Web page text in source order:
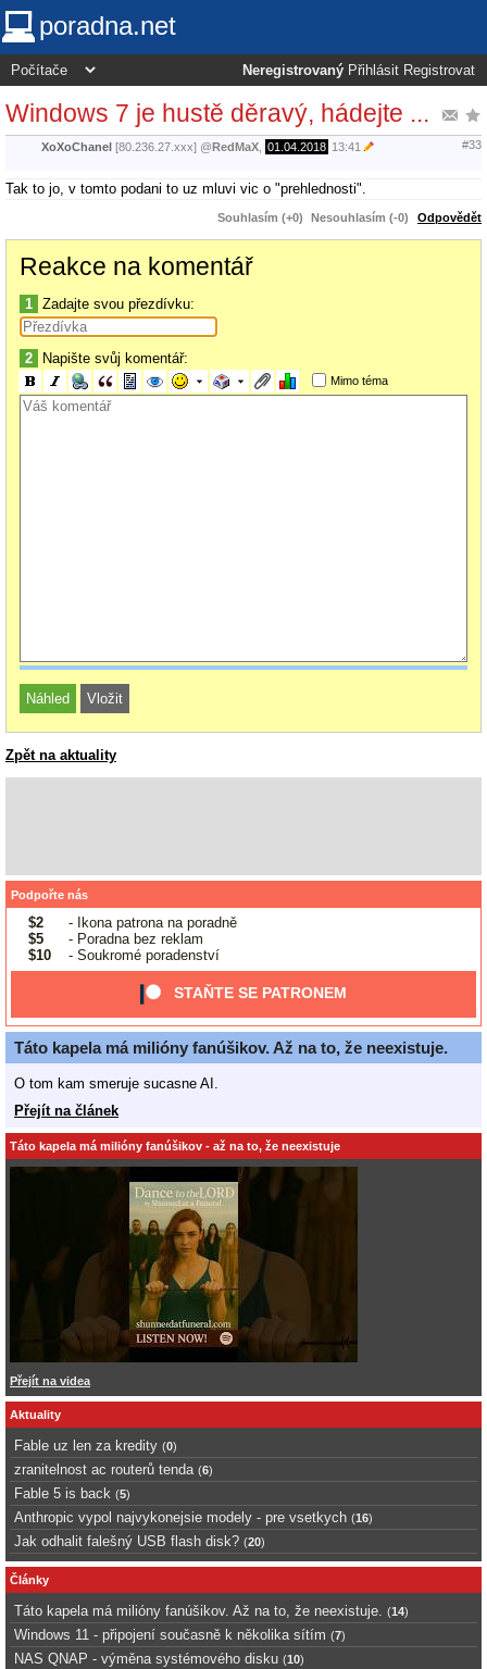
poradna.net
Neregistrovaný Přihlásit Registrovat
Windows 7 je hustě děravý, hádejte ...
XoXoChanel [80.236.27.xxx] @RedMaX 01.04.2018 13:41 #33
Tak to jo, v tomto podani to uz mluvi vic o "prehlednosti".
Souhlasím (+0) Nesouhlasím (-0) Odpovědět
Reakce na komentář
1 Zadajte svou přezdívku:
2 Napište svůj komentář:
Mimo téma
Zpět na aktuality
Podpořte nás
$2
- Ikona patrona na poradně
$5
- Poradna bez reklam
$10
- Soukromé poradenství
STAŇTE SE PATRONEM
Táto kapela má milióny fanúšikov. Až na to, že neexistuje.
O tom kam smeruje sucasne AI.
Přejít na článek
Táto kapela má milióny fanúšikov - až na to, že neexistuje
Přejít na videa
Aktuality
Fable uz len za kredity (0)
zranitelnost ac routerů tenda (6)
Fable 5 is back (5)
Anthropic vypol najvykonejsie modely - pre vsetkych (16)
Jak odhalit falešný USB flash disk? (20)
Články
Táto kapela má milióny fanúšikov. Až na to, že neexistuje. (14)
Windows 11 - připojení současně k několika sítím (7)
NAS QNAP - výměna systémového disku (10)